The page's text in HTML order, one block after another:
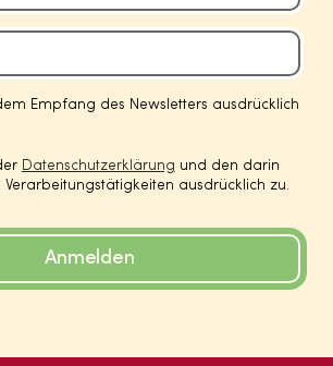
Empfang des Newsletters ausdrücklich
Datenschutzerklärung und den darin
ausdrücklich zu.
Anmelden